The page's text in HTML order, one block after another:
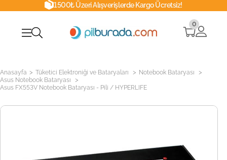
1500₺ Üzeri Alışverişlerde Kargo Ücretsiz!
0
Anasayfa > Tüketici Elektroniği ve Bataryaları > Notebook Bataryası >
Asus Notebook Bataryası >
Asus FX553V Notebook Bataryası - Pili / HYPERLIFE